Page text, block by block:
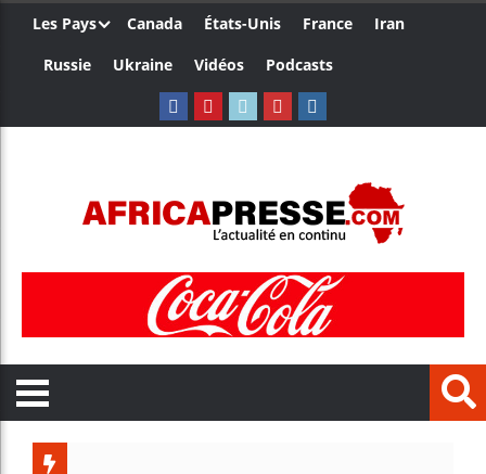
Les Pays Canada États-Unis France
Iran
Russie
Ukraine Vidéos Podcasts